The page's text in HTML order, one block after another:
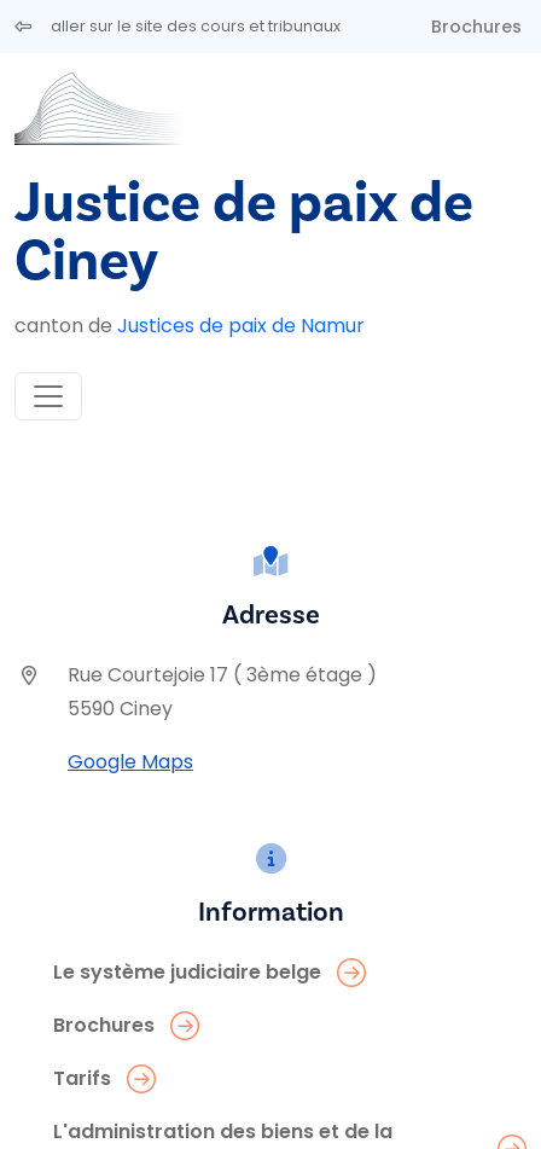
Aller au contenu principal
aller sur le site des cours et tribunaux Brochures
Justice de paix de
Ciney
canton de Justices de paix de Namur
Adresse
Rue Courtejoie 17 ( 3ème étage )
5590 Ciney
Google Maps
Information
Le système judiciaire belge
Brochures
Tarifs
L'administration des biens et de la